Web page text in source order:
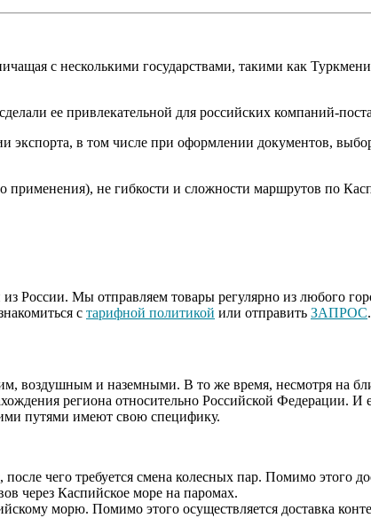
с несколькими государствами, такими как
ее привлекательной для российских компаний-
экспорта, в том числе при оформлении документов,
не гибкости и сложности маршрутов по
Мы отправляем товары регулярно из любого
с тарифной политикой или отправить ЗАПРОС.
воздушным и наземными. В то же время, несмотря на
региона относительно Российской Федерации. И
путями имеют свою специфику.
чего требуется смена колесных пар. Помимо этого
через Каспийское море на паромах.
морю. Помимо этого осуществляется доставка